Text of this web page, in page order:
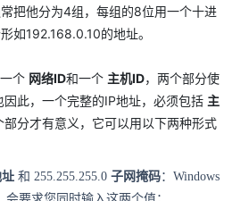
把他分为4组，每组的8位用一个十进
如192.168.0.10的地址。
个 网络ID和一个 主机ID，两个部分使
因此，一个完整的IP地址，必须包括 主
部分才有意义，它可以用以下两种形式
和 255.255.255.0 子网掩码：Windows